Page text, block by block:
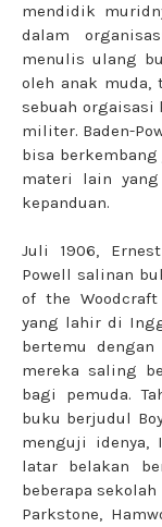
mendidik
dalam
menulis ulang
oleh anak muda,
sebuah orgaisasi
militer. Baden-
bisa
materi lain
kepanduan.
Juli 1906,
Powell salinan
of the
yang lahir di
bertemu dengan
mereka saling
bagi pemuda.
buku berjudul
menguji idenya,
latar belakan
beberapa
Parkstone,